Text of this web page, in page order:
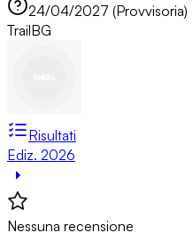
24/04/2027 (Provvisoria)
TrailBG
Risultati
Ediz. 2026
Nessuna recensione